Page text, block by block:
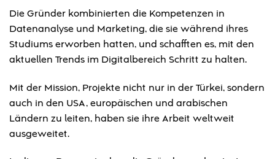
Die Gründer kombinierten die Kompetenzen in
Datenanalyse und Marketing, die sie während ihres
Studiums erworben hatten, und schafften es, mit den
aktuellen Trends im Digitalbereich Schritt zu halten.
Mit der Mission, Projekte nicht nur in der Türkei, sondern
auch in den USA, europäischen und arabischen
Ländern zu leiten, haben sie ihre Arbeit weltweit
ausgeweitet.